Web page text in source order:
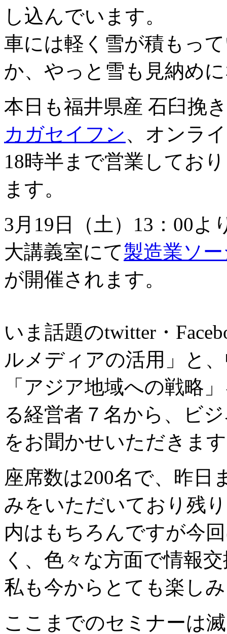
し込んでいます。
車には軽く雪が積もっ
か、やっと雪も見納め
本日も福井県産 石臼挽
カガセイフン、オンラ
18時半まで営業してお
ます。
3月19日（土）13：00よ
大講義室にて製造業ソ
が開催されます。
いま話題のtwitter・
ルメディアの活用」と
「アジア地域への戦略
る経営者７名から、ビ
をお聞かせいただきま
座席数は200名で、昨日
みをいただいており残
内はもちろんですが今
く、色々な方面で情報
私も今からとても楽し
ここまでのセミナーは